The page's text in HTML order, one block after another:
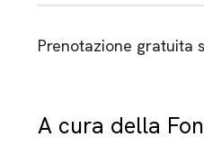
Prenotazione gratuita
A cura della